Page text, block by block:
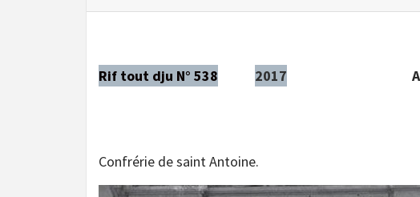
Rif tout dju N° 538 2017
Confrérie de saint Antoine.